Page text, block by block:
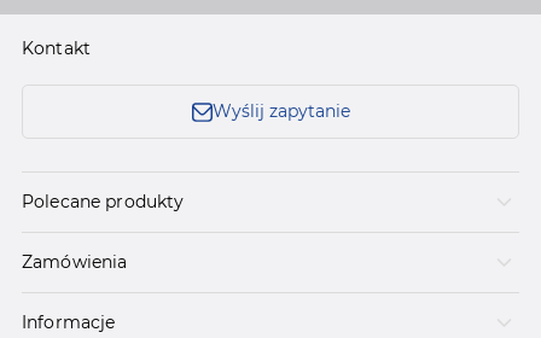
Kontakt
Wyślij zapytanie
Polecane produkty
Zamówienia
Informacje